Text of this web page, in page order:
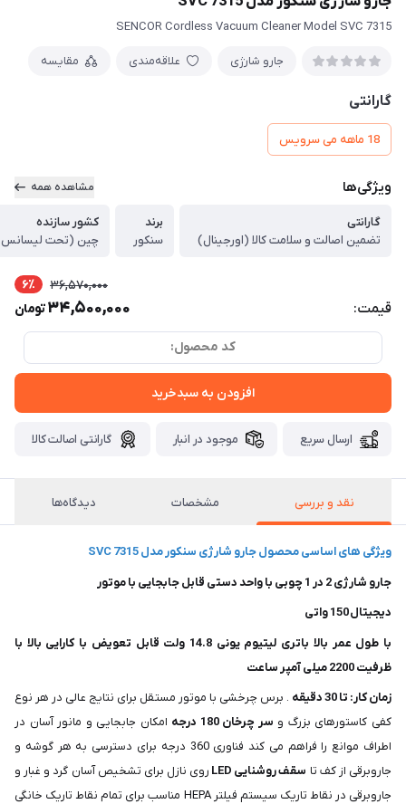
SENCOR Cordless Vacuum Cleaner Model SVC 7315
جارو شارژی علاقه‌مندی مقایسه
گارانتی
18 ماهه می سرویس
ویژگی‌ها مشاهده همه
گارانتی
تضمین اصالت و سلامت کالا (اورجینال)
برند
سنکور
کشور سازنده
چین (تحت
قیمت:
36,570,000 6٪
34,500,000تومان
کد محصول:
افزودن به سبدخرید
ارسال سریع موجود در انبار گارانتی اصالت کالا
نقد و بررسی مشخصات دیدگاه‌ها
ویژگی های اساسی محصول جارو شارژی سنکور مدل SVC 7315
جارو شارژی 2 در 1 چوبی با واحد دستی قابل جابجایی با موتور
دیجیتال 150 واتی
با طول عمر بالا باتری لیتیوم یونی 14.8 ولت قابل تعویض با کارایی بالا با
ظرفیت 2200 میلی آمپر ساعت
زمان کار: تا 30 دقیقه
. برس چرخشی با موتور مستقل برای نتایج عالی در هر نوع
کفی کاستورهای بزرگ و سر چرخان 180 درجه
امکان جابجایی و مانور آسان در
اطراف موانع را فراهم می کند فناوری 360 درجه برای دسترسی به هر گوشه و
جاروبرقی از کف تا سقف روشنایی LED
روی نازل برای تشخیص آسان گرد و غبار و
جاروبرقی در نقاط تاریک سیستم فیلتر HEPA مناسب برای تمام نقاط تاریک خانگی